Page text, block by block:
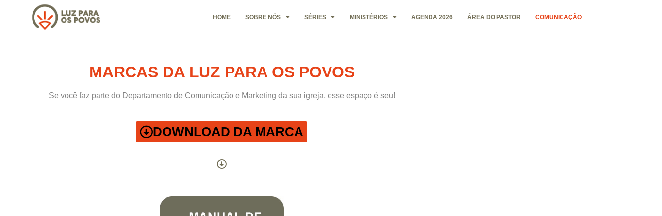
HOME SOBRE NÓS SÉRIES MINISTÉRIOS AGENDA 2026 ÁREA DO PASTOR COMUNICAÇÃO
MARCAS DA LUZ PARA OS POVOS
Se você faz parte do Departamento de Comunicação e Marketing da sua igreja, esse espaço é seu!
DOWNLOAD DA MARCA